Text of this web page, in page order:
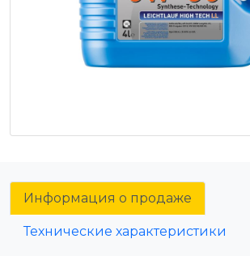
Информация о продаже
Технические характеристики